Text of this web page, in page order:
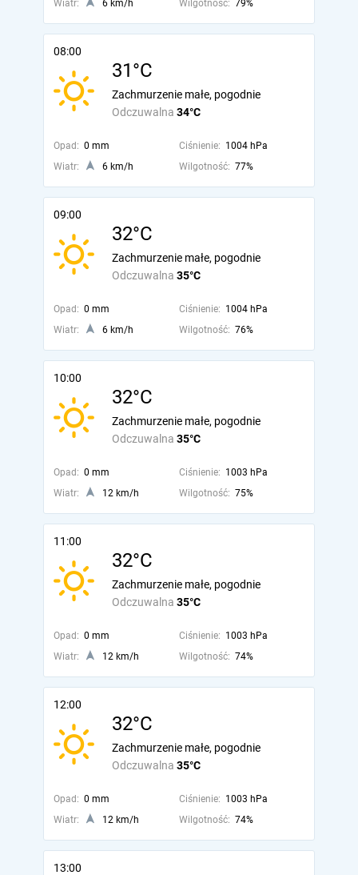
Wiatr: 6 km/h Wilgotność: 79%
08:00
31°C
Odczuwalna 34°C
Zachmurzenie małe, pogodnie
Opad: 0 mm Ciśnienie: 1004 hPa
Wiatr:
6 km/h Wilgotność: 77%
09:00
32°C
Odczuwalna 35°C
Zachmurzenie małe, pogodnie
Opad: 0 mm Ciśnienie: 1004 hPa
Wiatr:
6 km/h Wilgotność: 76%
10:00
32°C
Odczuwalna 35°C
Zachmurzenie małe, pogodnie
Opad: 0 mm Ciśnienie: 1003 hPa
Wiatr:
12 km/h Wilgotność: 75%
11:00
32°C
Odczuwalna 35°C
Zachmurzenie małe, pogodnie
Opad: 0 mm Ciśnienie: 1003 hPa
Wiatr:
12 km/h Wilgotność: 74%
12:00
32°C
Odczuwalna 35°C
Zachmurzenie małe, pogodnie
Opad: 0 mm Ciśnienie: 1003 hPa
Wiatr:
12 km/h Wilgotność: 74%
13:00